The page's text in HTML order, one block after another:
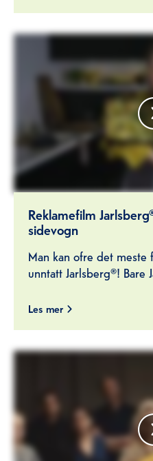
Reklamefilm
sidevogn
Man kan ofre det
unntatt Jarlsberg®! Bare
Les mer